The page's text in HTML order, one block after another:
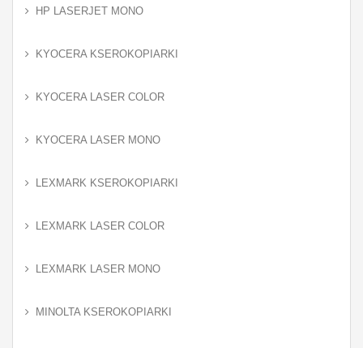
HP LASERJET MONO
KYOCERA KSEROKOPIARKI
KYOCERA LASER COLOR
KYOCERA LASER MONO
LEXMARK KSEROKOPIARKI
LEXMARK LASER COLOR
LEXMARK LASER MONO
MINOLTA KSEROKOPIARKI